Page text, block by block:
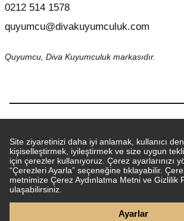
0212 514 1578
quyumcu@divakuyumculuk.com
Quyumcu, Diva Kuyumculuk markasıdır.